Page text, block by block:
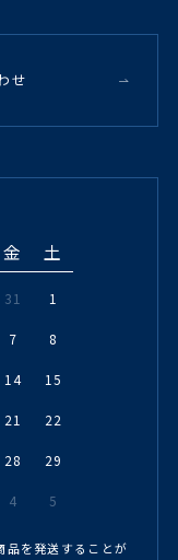
せ
金 土
31 1
7 8
14 15
21 22
28 29
4 5
品を発送することが